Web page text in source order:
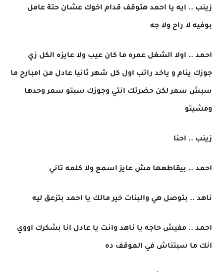
زينب .. ايه يا احمد هتوقف قدام اخوك عشان حتة عامل
بوفيه لا راح ولا جه
احمد .. اولا الشغل عمره ما كان عيب ولا عايزه الكل زي
جوزك ينام و ياخد راتب اول كل شهر ثانيا عادل من امبارح ما
سبش سمر لكن حضرتك انتي وجوزك سبتو سمر وحدها
ومشيتو
زينب .. احنا
احمد .. بيقاطعها مش عايز اسمع ولا كلمه تاني
ناهد .. بتوصل هي والبنات خير مالك يا احمد بتزعق ليه
احمد .. مفيش حاجه يا ناهد وانت يا عادل انا بشكرك اووي
انك ما سبتناش في الموقف ده